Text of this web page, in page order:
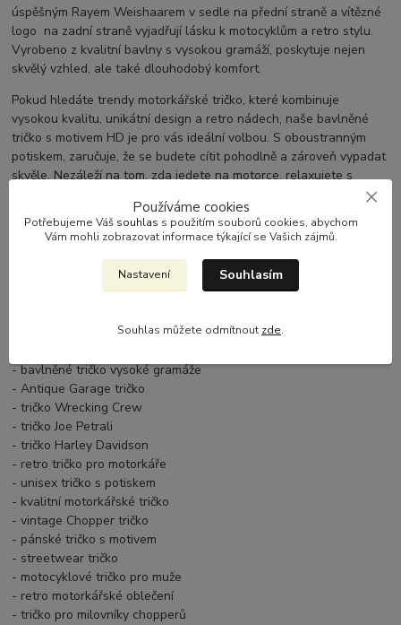
úspěšným Rayem Weishaarem v sedle na přední straně a vítězné
logo na zadní straně vyjadřují lásku k motocyklům a retro stylu.
Vyrobeno z kvalitní bavlny s vysokou gramáží, poskytuje nejen
skvělý vzhled, ale také dlouhodobý komfort.
Pokud hledáte trendy motorkářské tričko, které kombinuje
vysokou kvalitu, unikátní design a retro nádech, naše bavlněné
tričko s motivem HD je pro vás ideální volbou. S oboustranným
potiskem, zaručuje, že se budete cítit pohodlně a zároveň vypadat
skvěle. Nezáleží na tom, zda jedete na motorce, relaxujete s
přáteli nebo vyjadřujete svou vášeň pro motorkářskou kulturu –
toto tričko je prostě nezbytností pro každého, kdo má rád Harleye
a vintage styl.
Získejte ho nyní a staňte se součástí komunity, která žije pro
svobodu na dvou kolech a retro motorkářský vzhled!
- motorkářské tričko
- bavlněné tričko vysoké gramáže
- Antique Garage tričko
- tričko Wrecking Crew
- tričko Joe Petrali
- tričko Harley Davidson
- retro tričko pro motorkáře
- unisex tričko s potiskem
- kvalitní motorkářské tričko
- vintage Chopper tričko
- pánské tričko s motivem
- streetwear tričko
- motocyklové tričko pro muže
- retro motorkářské oblečení
- tričko pro milovníky chopperů
Používáme cookies
Potřebujeme Váš souhlas s použitím souborů cookies, abychom
Vám mohli zobrazovat informace týkající se Vašich zájmů.
Nastavení Souhlasím
Souhlas můžete odmítnout zde.